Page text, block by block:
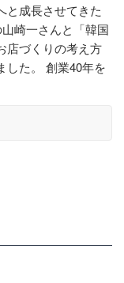
と成長させてきた
崎一さんと「韓国
店づくりの考え方
した。 創業40年を